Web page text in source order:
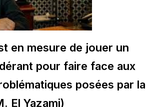
en mesure de jouer un
pour faire face aux
posées par la
El Yazami)